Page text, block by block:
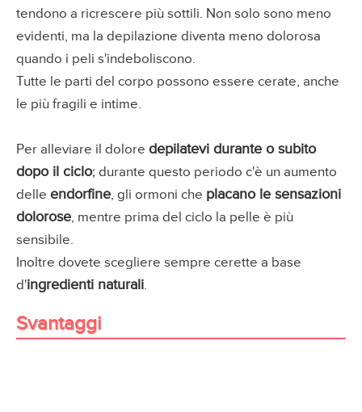
tendono a ricrescere più sottili. Non solo sono meno
evidenti, ma la depilazione diventa meno dolorosa
quando i peli s'indeboliscono.
Tutte le parti del corpo possono essere cerate, anche
le più fragili e intime.
Per alleviare il dolore depilatevi durante o subito
dopo il ciclo; durante questo periodo c'è un aumento
delle endorfine, gli ormoni che placano le sensazioni
dolorose, mentre prima del ciclo la pelle è più
sensibile.
Inoltre dovete scegliere sempre cerette a base
d'ingredienti naturali.
Svantaggi